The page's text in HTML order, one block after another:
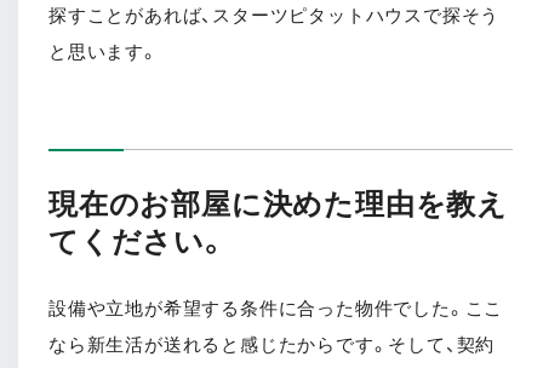
探すことがあれば、スターツピタットハウスで探そう
と思います。
現在のお部屋に決めた理由を教え
てください。
設備や立地が希望する条件に合った物件でした。ここ
なら新生活が送れると感じたからです。そして、契約